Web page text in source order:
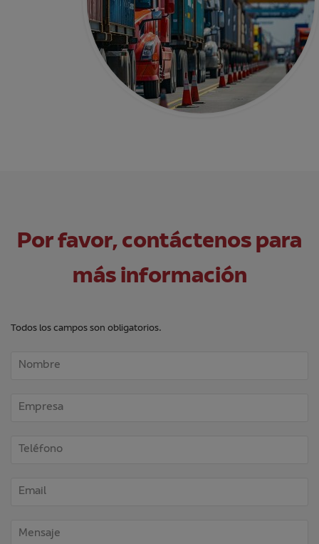
Por favor, contáctenos para
más información
Todos los campos son obligatorios.